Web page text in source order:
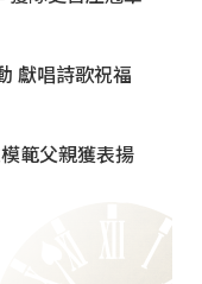
獻唱詩歌祝福
範父親獲表揚